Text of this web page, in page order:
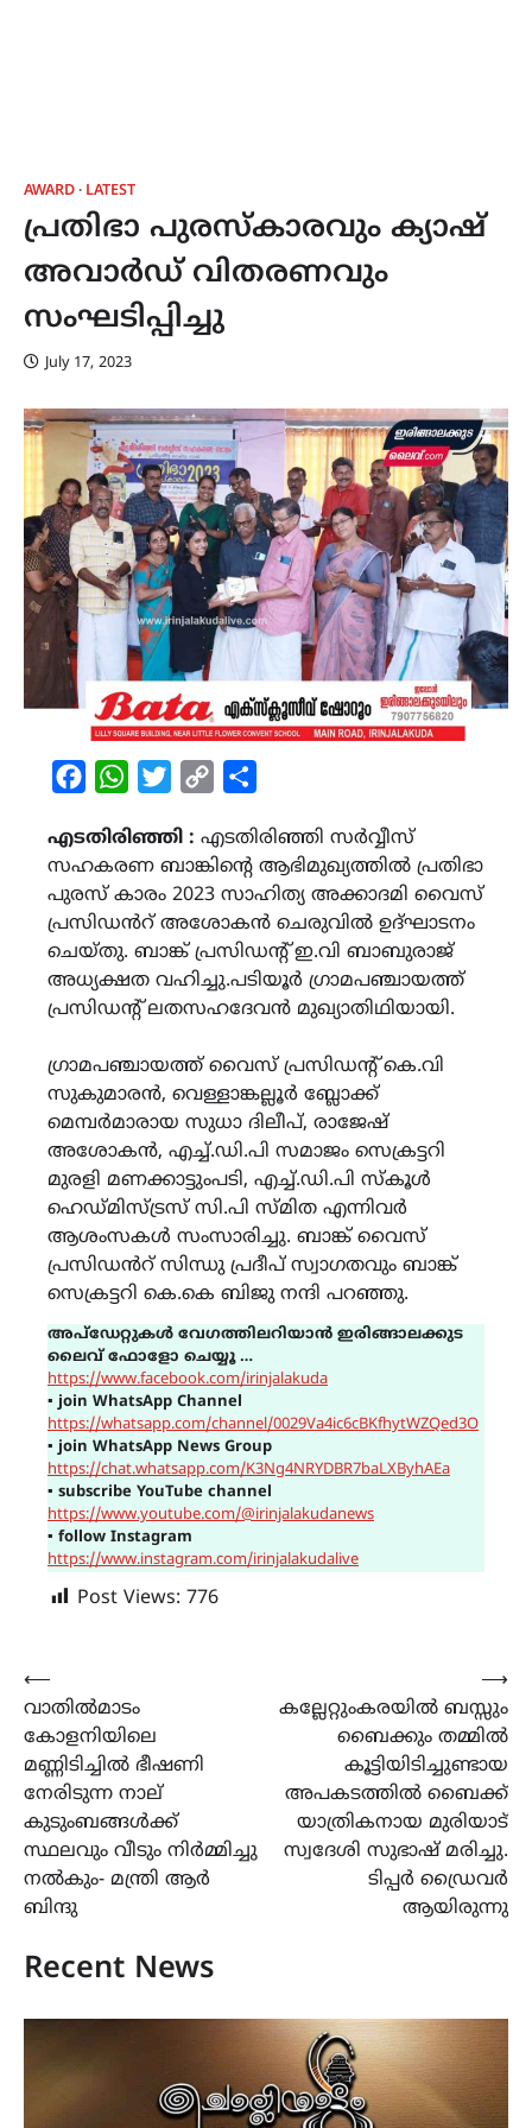
AWARD LATEST
പ്രതിഭാ പുരസ്കാരവും ക്യാഷ്
അവാർഡ് വിതരണവും
സംഘടിപ്പിച്ചു
July 17, 2023
FacebookWhatsAppTwitterCopy
എടതിരിഞ്ഞി : എടതിരിഞ്ഞി സർവ്വീസ്
സഹകരണ ബാങ്കിന്‍റെ ആഭിമുഖ്യത്തിൽ പ്രതിഭാ
പുരസ് കാരം 2023 സാഹിത്യ അക്കാദമി വൈസ്
പ്രസിഡൻറ് അശോകൻ ചെരുവിൽ ഉദ്ഘാടനം
ചെയ്തു. ബാങ്ക് പ്രസിഡന്റ് ഇ.വി ബാബുരാജ്
അധ്യക്ഷത വഹിച്ചു.പടിയൂർ ഗ്രാമപഞ്ചായത്ത്
പ്രസിഡന്റ് ലതസഹദേവൻ മുഖ്യാതിഥിയായി.
ഗ്രാമപഞ്ചായത്ത് വൈസ് പ്രസിഡന്റ് കെ.വി
സുകുമാരൻ, വെള്ളാങ്കല്ലൂർ ബ്ലോക്ക്
മെമ്പർമാരായ സുധാ ദിലീപ്, രാജേഷ്
അശോകൻ, എച്ച്.ഡി.പി സമാജം സെക്രട്ടറി
മുരളി മണക്കാട്ടുംപടി, എച്ച്.ഡി.പി സ്കൂൾ
ഹെഡ്മിസ്ട്രസ് സി.പി സ്മിത എന്നിവർ
ആശംസകൾ സംസാരിച്ചു. ബാങ്ക് വൈസ്
പ്രസിഡൻറ് സിന്ധു പ്രദീപ് സ്വാഗതവും ബാങ്ക്
സെക്രട്ടറി കെ.കെ ബിജു നന്ദി പറഞ്ഞു.
അപ്ഡേറ്റുകൾ വേഗത്തിലറിയാൻ ഇരിങ്ങാലക്കുട
ലൈവ് ഫോളോ ചെയ്യൂ …
https://www.facebook.com/irinjalakuda
▪ join WhatsApp Channel
https://whatsapp.com/channel/0029Va4ic6cBKfhytWZQed3O
▪ join WhatsApp News Group
https://chat.whatsapp.com/K3Ng4NRYDBR7baLXByhAEa
▪ subscribe YouTube channel
https://www.youtube.com/@irinjalakudanews
▪ follow Instagram
https://www.instagram.com/irinjalakudalive
Post Views: 776
Post
navigation
⟵
വാതിൽമാടം
കോളനിയിലെ
മണ്ണിടിച്ചിൽ ഭീഷണി
നേരിടുന്ന നാല്
കുടുംബങ്ങൾക്ക്
സ്ഥലവും വീടും നിർമ്മിച്ചു
നൽകും- മന്ത്രി ആർ
ബിന്ദു
കല്ലേറ്റുംകരയിൽ ബസ്സും
ബൈക്കും തമ്മിൽ
കൂട്ടിയിടിച്ചുണ്ടായ
അപകടത്തിൽ ബൈക്ക്
യാത്രികനായ മുരിയാട്
സ്വദേശി സുഭാഷ് മരിച്ചു.
ടിപ്പർ ഡ്രൈവർ
ആയിരുന്നു
⟶
Recent News